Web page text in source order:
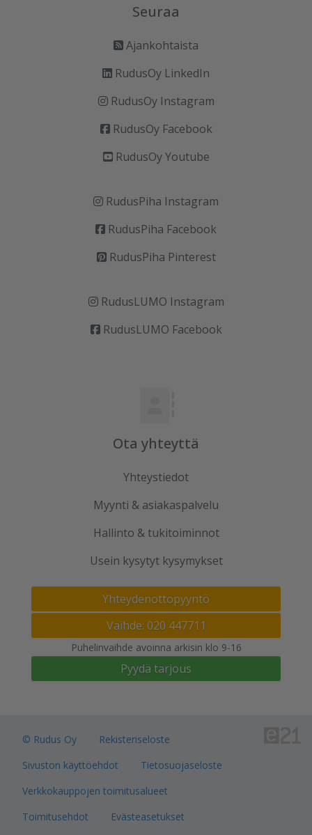
Seuraa
Ajankohtaista
RudusOy LinkedIn
RudusOy Instagram
RudusOy Facebook
RudusOy Youtube
RudusPiha Instagram
RudusPiha Facebook
RudusPiha Pinterest
RudusLUMO Instagram
RudusLUMO Facebook
Ota yhteyttä
Yhteystiedot
Myynti & asiakaspalvelu
Hallinto & tukitoiminnot
Usein kysytyt kysymykset
Yhteydenottopyyntö
Vaihde: 020 447711
Puhelinvaihde avoinna arkisin klo 9-16
Pyydä tarjous
© Rudus Oy
Rekisteriseloste
Sivuston käyttöehdot
Tietosuojaseloste
Verkkokauppojen toimitusalueet
Toimitusehdot
Evästeasetukset